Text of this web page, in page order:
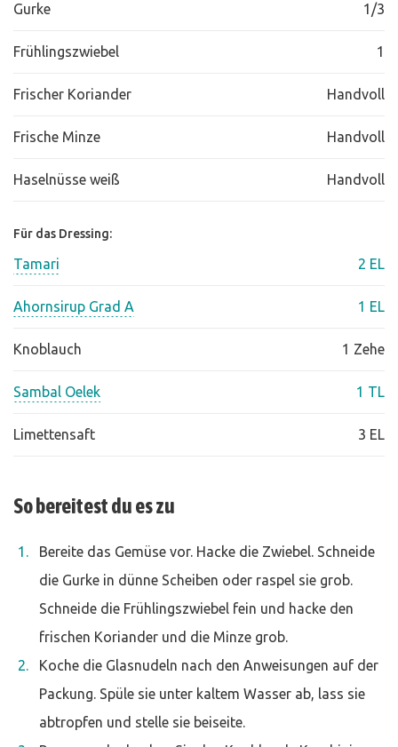
Gurke 1/3
Frühlingszwiebel 1
Frischer Koriander Handvoll
Frische Minze Handvoll
Haselnüsse weiß Handvoll
Für das Dressing:
Tamari 2 EL
Ahornsirup Grad A 1 EL
Knoblauch 1 Zehe
Sambal Oelek 1 TL
Limettensaft 3 EL
So bereitest du es zu
Bereite das Gemüse vor. Hacke die Zwiebel. Schneide
die Gurke in dünne Scheiben oder raspel sie grob.
Schneide die Frühlingszwiebel fein und hacke den
frischen Koriander und die Minze grob.
Koche die Glasnudeln nach den Anweisungen auf der
Packung. Spüle sie unter kaltem Wasser ab, lass sie
abtropfen und stelle sie beiseite.